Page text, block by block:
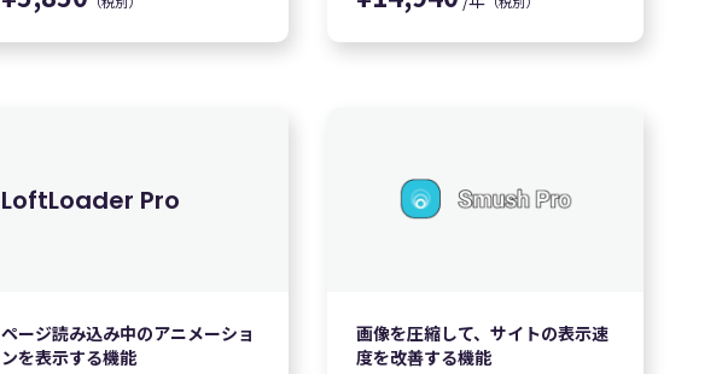
LoftLoader Pro
ページ読み込み中のアニメーショ
ンを表示する機能
画像を圧縮して、サイトの表示速
度を改善する機能